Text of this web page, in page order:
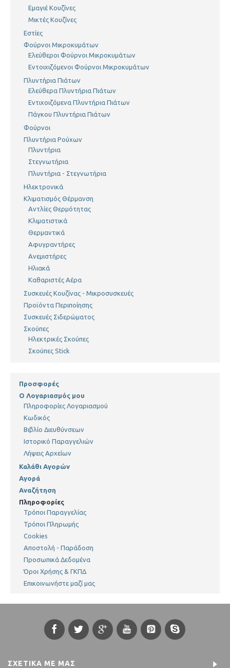
Εμαγιέ Κουζίνες
Μικτές Κουζίνες
Εστίες
Φούρνοι Μικροκυμάτων
Ελεύθεροι Φούρνοι Μικροκυμάτων
Εντοιχιζόμενοι Φούρνοι Μικροκυμάτων
Πλυντήρια Πιάτων
Ελεύθερα Πλυντήρια Πιάτων
Εντιχοιζόμενα Πλυντήρια Πιάτων
Πάγκου Πλυντήρια Πιάτων
Φούρνοι
Πλυντήρια Ρούχων
Πλυντήρια
Στεγνωτήρια
Πλυντήρια - Στεγνωτήρια
Ηλεκτρονικά
Κλιματισμός Θέρμανση
Αντλίες Θερμότητας
Κλιματιστικά
Θερμαντικά
Αφυγραντήρες
Ανεμιστήρες
Ηλιακά
Καθαριστές Αέρα
Συσκευές Κουζίνας - Μικροσυσκευές
Προϊόντα Περιποίησης
Συσκευές Σιδερώματος
Σκούπες
Ηλεκτρικές Σκούπες
Σκούπες Stick
Προσφορές
Ο Λογαριασμός μου
Πληροφορίες Λογαριασμού
Κωδικός
Βιβλίο Διευθύνσεων
Ιστορικό Παραγγελιών
Λήψεις Αρχείων
Καλάθι Αγορών
Αγορά
Αναζήτηση
Πληροφορίες
Τρόποι Παραγγελίας
Τρόποι Πληρωμής
Cookies
Αποστολή - Παράδοση
Προσωπικά Δεδομένα
Όροι Χρήσης & ΓΚΠΔ
Επικοινωνήστε μαζί μας
ΣΧΕΤΙΚΆ ΜΕ ΜΑΣ